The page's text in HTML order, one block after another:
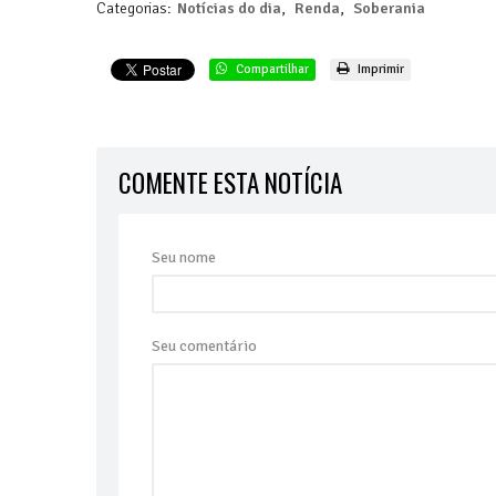
Categorias: Notícias do dia, Renda, Soberania
Compartilhar Imprimir
COMENTE ESTA NOTÍCIA
Seu nome
Seu comentário